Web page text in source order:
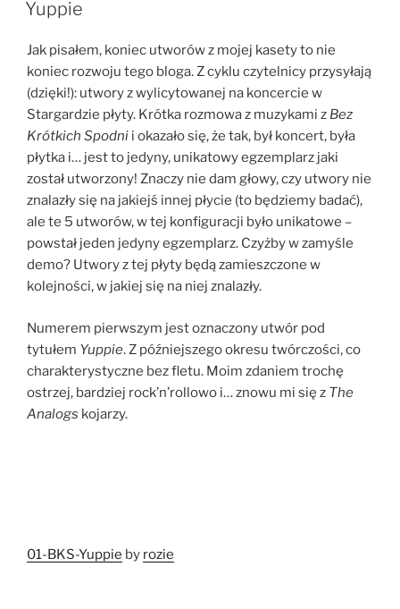
Yuppie
Jak pisałem, koniec utworów z mojej kasety to nie
koniec rozwoju tego bloga. Z cyklu czytelnicy przysyłają
(dzięki!): utwory z wylicytowanej na koncercie w
Stargardzie płyty. Krótka rozmowa z muzykami z Bez
Krótkich Spodni i okazało się, że tak, był koncert, była
płytka i… jest to jedyny, unikatowy egzemplarz jaki
został utworzony! Znaczy nie dam głowy, czy utwory nie
znalazły się na jakiejś innej płycie (to będziemy badać),
ale te 5 utworów, w tej konfiguracji było unikatowe –
powstał jeden jedyny egzemplarz. Czyżby w zamyśle
demo? Utwory z tej płyty będą zamieszczone w
kolejności, w jakiej się na niej znalazły.
Numerem pierwszym jest oznaczony utwór pod
tytułem Yuppie. Z późniejszego okresu twórczości, co
charakterystyczne bez fletu. Moim zdaniem trochę
ostrzej, bardziej rock’n’rollowo i… znowu mi się z The
Analogs kojarzy.
01-BKS-Yuppie by rozie